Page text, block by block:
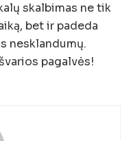
skalbimas ne tik
bet ir padeda
nesklandumų.
pagalvės!